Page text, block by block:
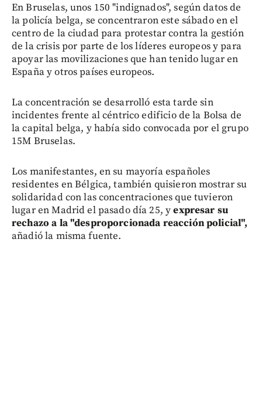
En Bruselas, unos 150 "indignados", según datos de
la policía belga, se concentraron este sábado en el
centro de la ciudad para protestar contra la gestión
de la crisis por parte de los líderes europeos y para
apoyar las movilizaciones que han tenido lugar en
España y otros países europeos.
La concentración se desarrolló esta tarde sin
incidentes frente al céntrico edificio de la Bolsa de
la capital belga, y había sido convocada por el grupo
15M Bruselas.
Los manifestantes, en su mayoría españoles
residentes en Bélgica, también quisieron mostrar su
solidaridad con las concentraciones que tuvieron
lugar en Madrid el pasado día 25, yexpresar su
rechazo a la "desproporcionada reacción policial",
añadió la misma fuente.